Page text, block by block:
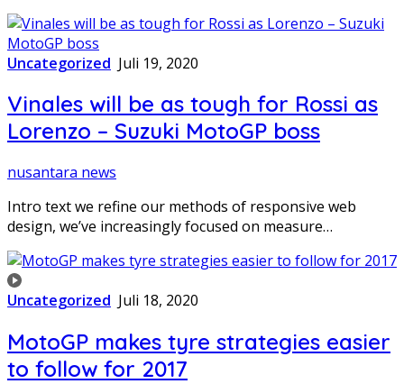
Uncategorized Juli 19, 2020
Vinales will be as tough for Rossi as
Lorenzo – Suzuki MotoGP boss
nusantara news
Intro text we refine our methods of responsive web
design, we’ve increasingly focused on measure…
Uncategorized Juli 18, 2020
MotoGP makes tyre strategies easier
to follow for 2017